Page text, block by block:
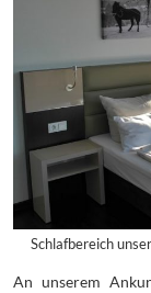
Schlafbereich
An unserem